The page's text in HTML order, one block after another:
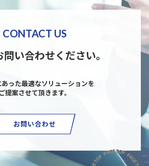
CONTACT US
い合わせください。
った最適なソリューションを
ご提案させて頂きます。
お問い合わせ